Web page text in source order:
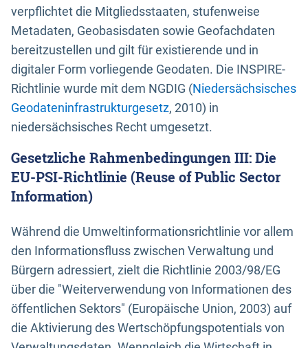
verpflichtet die Mitgliedsstaaten, stufenweise
Metadaten, Geobasisdaten sowie Geofachdaten
bereitzustellen und gilt für existierende und in
digitaler Form vorliegende Geodaten. Die INSPIRE-
Richtlinie wurde mit dem NGDIG (Niedersächsisches
Geodateninfrastrukturgesetz, 2010) in
niedersächsisches Recht umgesetzt.
Gesetzliche Rahmenbedingungen III: Die
EU-PSI-Richtlinie (Reuse of Public Sector
Information)
Während die Umweltinformationsrichtlinie vor allem
den Informationsfluss zwischen Verwaltung und
Bürgern adressiert, zielt die Richtlinie 2003/98/EG
über die "Weiterverwendung von Informationen des
öffentlichen Sektors" (Europäische Union, 2003) auf
die Aktivierung des Wertschöpfungspotentials von